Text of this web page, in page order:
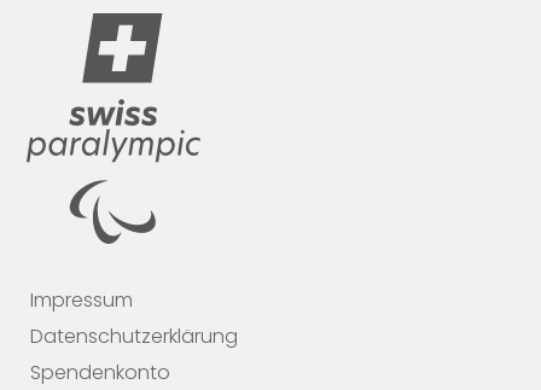
Impressum
Datenschutzerklärung
Spendenkonto